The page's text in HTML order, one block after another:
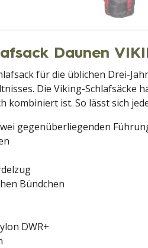
Daunen
für die üblichen Drei-
Die Viking-Schlafsäcke
kombiniert ist. So lässt sich
gegenüberliegenden
Bündchen
DWR+